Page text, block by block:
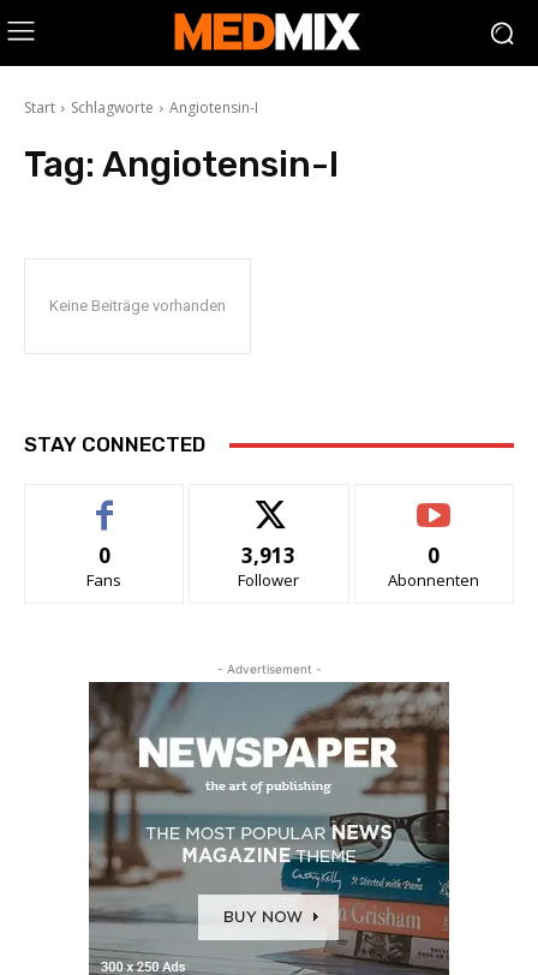
Start Schlagworte Angiotensin-I
Tag: Angiotensin-I
Keine Beiträge vorhanden
STAY CONNECTED
0
Fans
3,913
Follower
0
Abonnenten
- Advertisement -